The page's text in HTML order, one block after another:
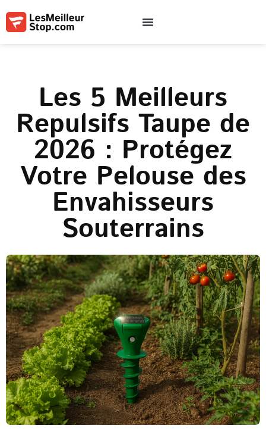
Les 5 Meilleurs
Repulsifs Taupe de
2026 : Protégez
Votre Pelouse des
Envahisseurs
Souterrains